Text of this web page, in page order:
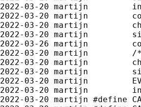
2022-03-20 martijn
2022-03-20 martijn
2022-03-20 martijn
2022-03-20 martijn
2022-03-26 martijn
2022-03-20 martijn
2022-03-20 martijn
2022-03-20 martijn
2022-03-20 martijn
2022-03-20 martijn
2022-03-20 martijn